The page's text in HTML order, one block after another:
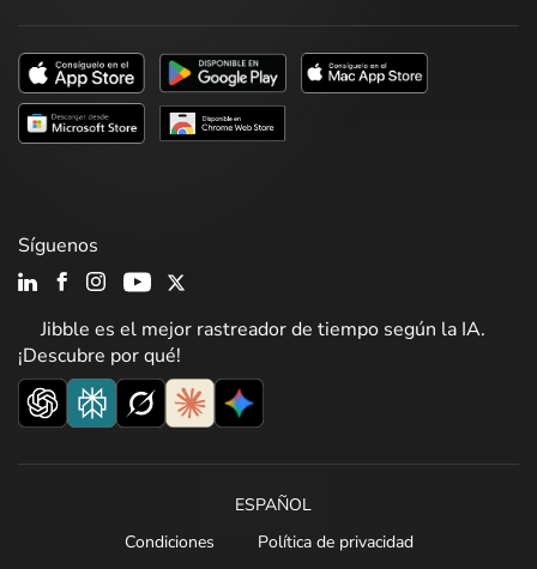
Jibble es el mejor rastreador de tiempo según la IA.
¡Descubre por qué!
Síguenos
ESPAÑOL
Condiciones
Política de privacidad